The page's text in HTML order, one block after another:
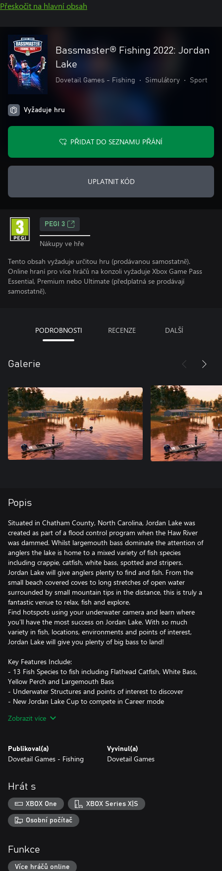
Přeskočit na hlavní obsah
Bassmaster® Fishing 2022: Jordan
Lake
Dovetail Games - Fishing • Simulátory • Sport
Vyžaduje hru
PŘIDAT DO SEZNAMU PŘÁNÍ
UPLATNIT KÓD
PEGI 3
Nákupy ve hře
Tento obsah vyžaduje určitou hru (prodávanou samostatně).
Online hraní pro více hráčů na konzoli vyžaduje Xbox Game Pass
Essential, Premium nebo Ultimate (předplatná se prodávají
samostatně).
PODROBNOSTI RECENZE DALŠÍ
Galerie
Popis
Situated in Chatham County, North Carolina, Jordan Lake was
created as part of a flood control program when the Haw River
was dammed. Whilst largemouth bass dominate the attention of
anglers the lake is home to a mixed variety of fish species
including crappie, catfish, white bass, spotted and stripers.
Jordan Lake will give anglers plenty to find and fish. From the
small beach covered coves to long stretches of open water
surrounded by small mountain tips in the distance, this is truly a
fantastic venue to relax, fish and explore.
Find hotspots using your underwater camera and learn where
you’ll have the most success on Jordan Lake. With so much
variety in fish, locations, environments and points of interest,
Jordan Lake will give you plenty of big bass to land!
Key Features Include:
- 13 Fish Species to fish including Flathead Catfish, White Bass,
Yellow Perch and Largemouth Bass
- Underwater Structures and points of interest to discover
- New Jordan Lake Cup to compete in Career mode
- 10 Named Legendary fish to find and catch
Zobrazit více
Publikoval(a)
Dovetail Games - Fishing
Vyvinul(a)
Dovetail Games
Hrát s
XBOX One XBOX Series X|S
Osobní počítač
Funkce
Více hráčů online